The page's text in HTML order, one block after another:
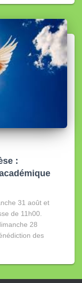
:
31 août et
de 11h00.
28
des